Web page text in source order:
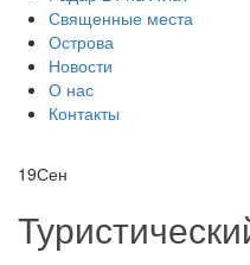
Священные места
Острова
Новости
О нас
Контакты
19Сен